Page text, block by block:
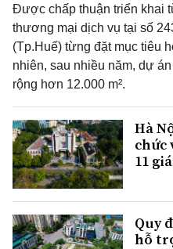
Được chấp thuận triển khai
thương mại dịch vụ tại số
(Tp.Huế) từng đặt mục tiêu
nhiên, sau nhiều năm, dự
rộng hơn 12.000 m².
Hà
chức
11
Quy
hỗ